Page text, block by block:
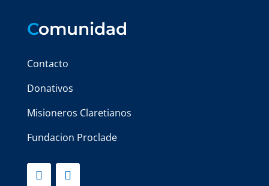
Comunidad
Contacto
Donativos
Misioneros Claretianos
Fundacion Proclade